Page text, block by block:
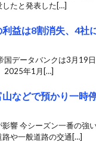
たと発表した[…]
益は8割消失、4社
国データバンクは3月19
2025年1月[…]
などで預かり一時
響 今シーズン一番の強
や一般道路の交通[…]